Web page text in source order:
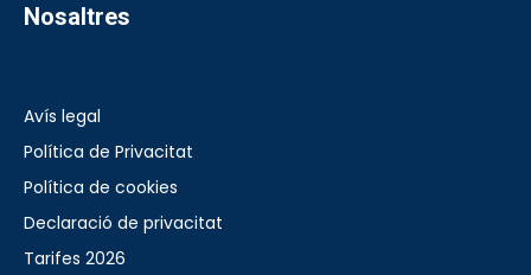
Nosaltres
Avís legal
Política de Privacitat
Política de cookies
Declaració de privacitat
Tarifes 2026